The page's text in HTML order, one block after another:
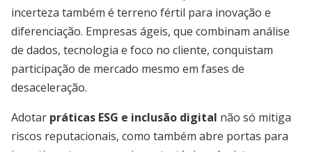
incerteza também é terreno fértil para inovação e
diferenciação. Empresas ágeis, que combinam análise
de dados, tecnologia e foco no cliente, conquistam
participação de mercado mesmo em fases de
desaceleração.
Adotar práticas ESG e inclusão digital não só mitiga
riscos reputacionais, como também abre portas para